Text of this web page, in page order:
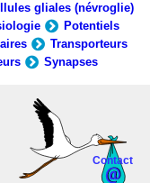
gliales (névroglie)
Potentiels
Transporteurs
Synapses
Contact